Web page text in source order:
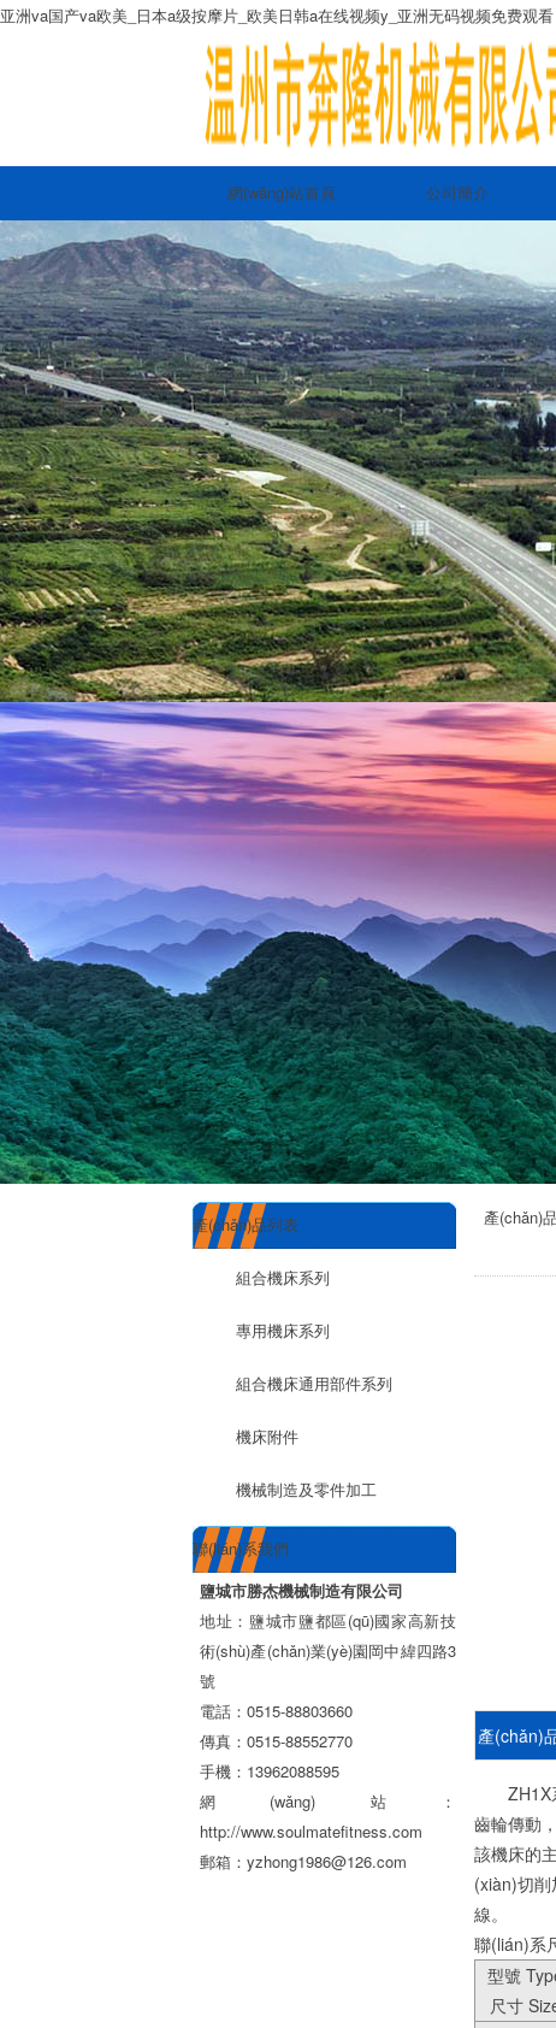
亚洲va国产va欧美_日本a级按摩片_欧美日韩a在线视频y_亚洲无码视频免费观看
網(wǎng)站首頁 公司簡介
產(chǎn)品列表
組合機床系列
專用機床系列
組合機床通用部件系列
機床附件
機械制造及零件加工
聯(lián)系我們
鹽城市勝杰機械制造有限公司
地址：鹽城市鹽都區(qū)國家高新技
術(shù)產(chǎn)業(yè)園岡中緯四路3
號
電話：0515-88803660
傳真：0515-88552770
手機：13962088595
網(wǎng)站：
http://www.soulmatefitness.com
郵箱：yzhong1986@126.com
產(chǎn)
產(chǎn)
ZH1X系
齒輪傳動
該機床的
(xiàn)切削
線。
聯(lián)系
型號
尺寸